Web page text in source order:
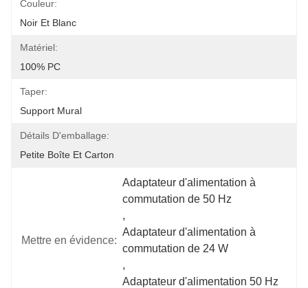
Couleur:
Noir Et Blanc
Matériel:
100% PC
Taper:
Support Mural
Détails D'emballage:
Petite Boîte Et Carton
Mettre en évidence:
Adaptateur d'alimentation à
commutation de 50 Hz
,
Adaptateur d'alimentation à
commutation de 24 W
,
Adaptateur d'alimentation 50 Hz